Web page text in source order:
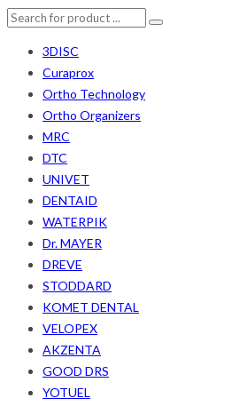
3DISC
Curaprox
Ortho Technology
Ortho Organizers
MRC
DTC
UNIVET
DENTAID
WATERPIK
Dr. MAYER
DREVE
STODDARD
KOMET DENTAL
VELOPEX
AKZENTA
GOOD DRS
YOTUEL